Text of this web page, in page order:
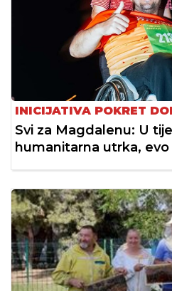
INICIJATIVA POKRET
Svi za Magdalenu: U
humanitarna utrka,